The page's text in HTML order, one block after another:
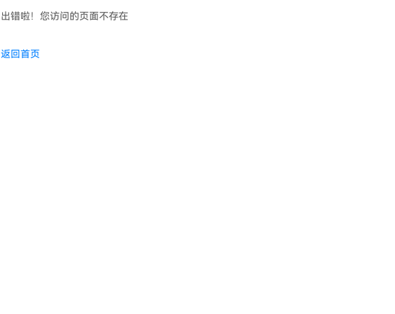
出错啦！您访问的页面不存在
返回首页